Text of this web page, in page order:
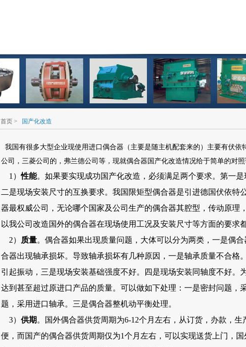
首页 > 国产化改造
我国有很多大型企业现使用进口偶合器（主要是随主机配套来的）主要有伏依
公司，三菱公司的，弗兰德公司等，现就偶合器国产化改造情况给于简单的对照
1）性能。如果要实现成功国产化改造，必须满足两个要求。第一
二是现场安装尺寸的互换要求。我国限矩型偶合器是引进德国伏依特
器最权威公司，无论哪个国家及公司生产的偶合器其腔型，传动原理
以我公司改造国外的偶合器在现场使用工况及安装尺寸等方面的要求
2）
质量。偶合器如果出现质量问题，大体可以分为两类，一是偶
合器出现轴承损坏。导致轴承损坏有几种原因，一是轴承质量不合格
引起振动，三是现场安装基础强度不好。四是现场安装同轴度不好。
达到甚至超过原进口产品的质量。可以做如下处理：一是密封问题，
题，采用进口轴承。三是偶合器整机动平衡处理。
3） 供期 。国外偶合器供货周期为6-12个月左右，从订货，办款，
便，而国产的偶合器供货周期仅为1个月左右，可以实现送货上门，